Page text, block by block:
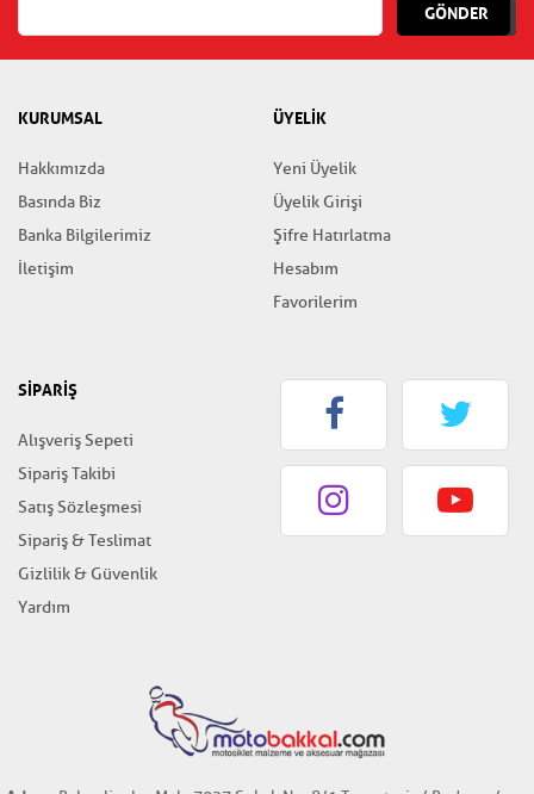
GÖNDER
KURUMSAL
Hakkımızda
Basında Biz
Banka Bilgilerimiz
İletişim
ÜYELİK
Yeni Üyelik
Üyelik Girişi
Şifre Hatırlatma
Hesabım
Favorilerim
SİPARİŞ
Alışveriş Sepeti
Sipariş Takibi
Satış Sözleşmesi
Sipariş & Teslimat
Gizlilik & Güvenlik
Yardım